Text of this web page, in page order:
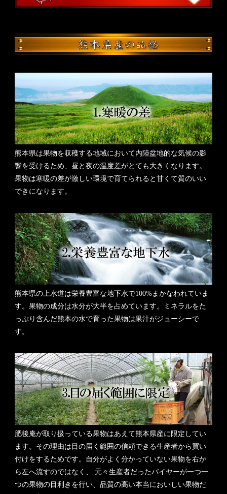
熊本県は果物を収穫する地域において内陸盆地的な気候の影
響を受けるため、昼と夜の温度差がとても大きくなります。
果物は寒暖の差が激しい環境で育てられると甘くて質のいい
できになります。
熊本県の上水道は栄養豊富な地下水で100%まかなわれていま
す。果物の成分は水分が大半を占めています。ミネラルをた
っぷり含んだ熊本の水で育った果物は果汁がジューシーで
す。
肥後庵が取り扱っている果物はあえて熊本県産に限定してい
ます。その理由は目の届く範囲の信頼できる生産者から買い
付けをするためです。自分がよく分かっていない果物を右か
ら左へ流すのではなく、 元々生産者だったバイヤーが一つ一
つの果物の目利きを行い、品質の高い本当においしい果物だ